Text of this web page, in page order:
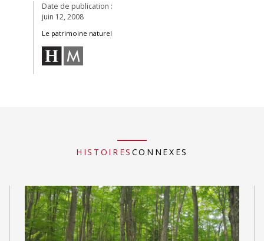
Date de publication :
juin 12, 2008
Le patrimoine naturel
HISTOIRES CONNEXES